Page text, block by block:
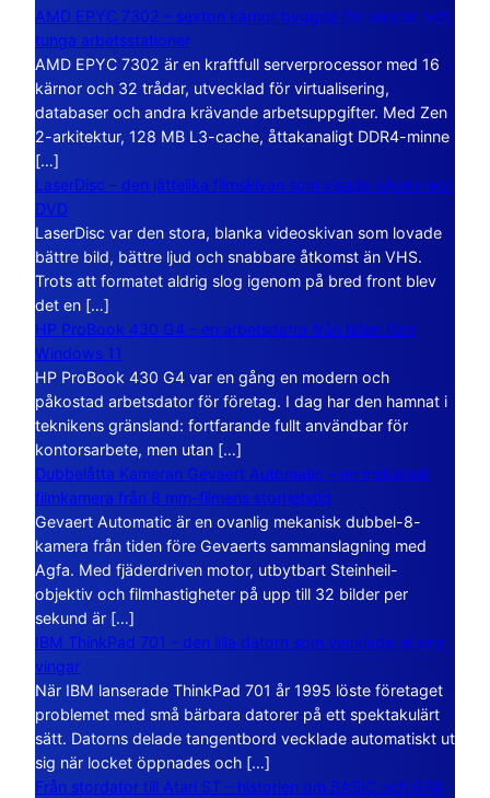
AMD EPYC 7302 – sexton kärnor byggda för servrar och
tunga arbetsstationer
AMD EPYC 7302 är en kraftfull serverprocessor med 16
kärnor och 32 trådar, utvecklad för virtualisering,
databaser och andra krävande arbetsuppgifter. Med Zen
2-arkitektur, 128 MB L3-cache, åttakanaligt DDR4-minne
[…]
LaserDisc – den jättelika filmskivan som visade vägen mot
DVD
LaserDisc var den stora, blanka videoskivan som lovade
bättre bild, bättre ljud och snabbare åtkomst än VHS.
Trots att formatet aldrig slog igenom på bred front blev
det en […]
HP ProBook 430 G4 – en arbetsdator från tiden före
Windows 11
HP ProBook 430 G4 var en gång en modern och
påkostad arbetsdator för företag. I dag har den hamnat i
teknikens gränsland: fortfarande fullt användbar för
kontorsarbete, men utan […]
Dubbelåtta Kameran Gevaert Automatic – en mekanisk
filmkamera från 8 mm-filmens storhetstid
Gevaert Automatic är en ovanlig mekanisk dubbel-8-
kamera från tiden före Gevaerts sammanslagning med
Agfa. Med fjäderdriven motor, utbytbart Steinheil-
objektiv och filmhastigheter på upp till 32 bilder per
sekund är […]
IBM ThinkPad 701 – den lilla datorn som vecklade ut sina
vingar
När IBM lanserade ThinkPad 701 år 1995 löste företaget
problemet med små bärbara datorer på ett spektakulärt
sätt. Datorns delade tangentbord vecklade automatiskt ut
sig när locket öppnades och […]
Från stordator till Atari ST – historien om BASIC och GFA